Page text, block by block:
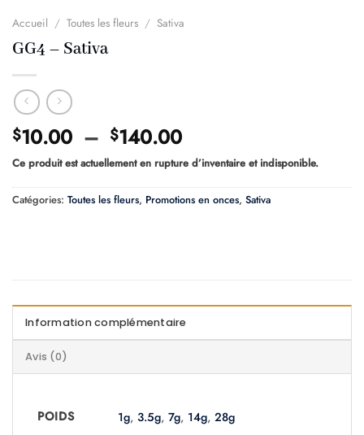
Accueil / Toutes les fleurs / Sativa
GG4 – Sativa
$10.00 – $140.00Plage
de
prix :
$10.00
Ce produit est actuellement en rupture d’inventaire et indisponible.
Catégories: Toutes les fleurs, Promotions en onces, Sativa
Information complémentaire
Avis (0)
POIDS 1g,3.5g,7g, 14g,28g